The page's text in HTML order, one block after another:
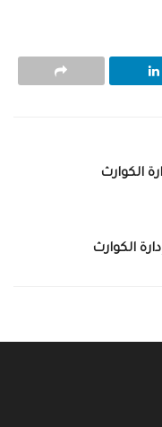
الكوارث
الكوارث